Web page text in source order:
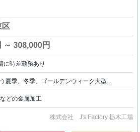
区
～ 308,000円
時差勤務あり
夏季、冬季、ゴールデンウィーク大型...
どの金属加工
株式会社 J's Factory 栃木工場